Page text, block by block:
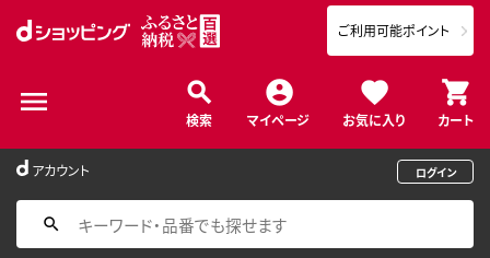
検索 マイページ お気に入り カート
ご利用可能ポイント
アカウント ログイン